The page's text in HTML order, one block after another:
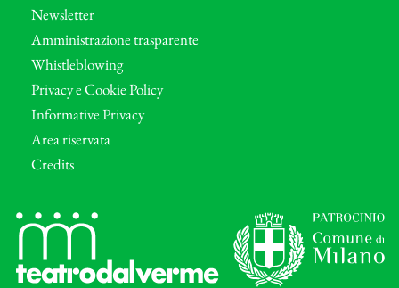
Newsletter
Amministrazione trasparente
Whistleblowing
Privacy e Cookie Policy
Informative Privacy
Area riservata
Credits